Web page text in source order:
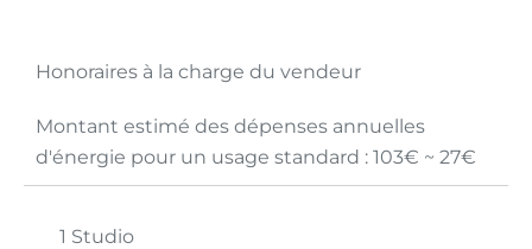
Honoraires à la charge du vendeur
Montant estimé des dépenses annuelles
d'énergie pour un usage standard : 103€ ~ 27€
1 Studio